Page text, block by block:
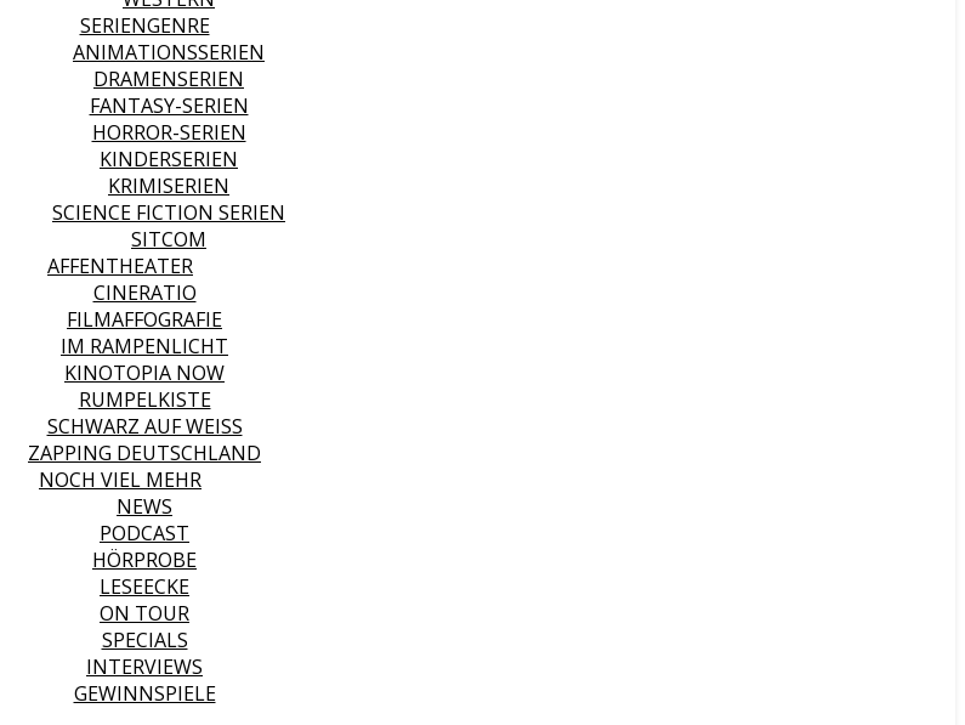
SERIENGENRE
ANIMATIONSSERIEN
DRAMENSERIEN
FANTASY-SERIEN
HORROR-SERIEN
KINDERSERIEN
KRIMISERIEN
SCIENCE FICTION SERIEN
SITCOM
AFFENTHEATER
CINERATIO
FILMAFFOGRAFIE
IM RAMPENLICHT
KINOTOPIA NOW
RUMPELKISTE
SCHWARZ AUF WEISS
ZAPPING DEUTSCHLAND
NOCH VIEL MEHR
NEWS
PODCAST
HÖRPROBE
LESEECKE
ON TOUR
SPECIALS
INTERVIEWS
GEWINNSPIELE